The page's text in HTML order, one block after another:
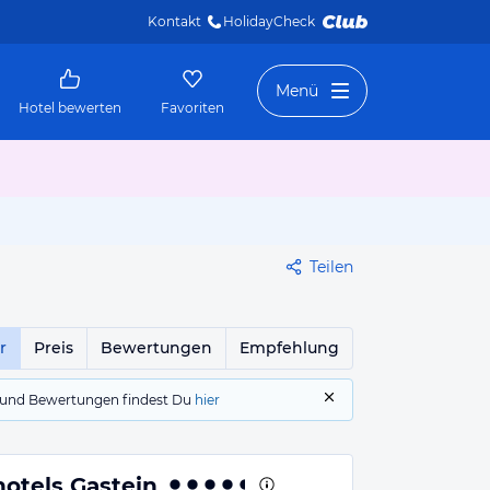
Kontakt HolidayCheck
Hotel bewerten Favoriten
Menü
Teilen
Preis Bewertungen Empfehlung
Bewertungen findest Du hier